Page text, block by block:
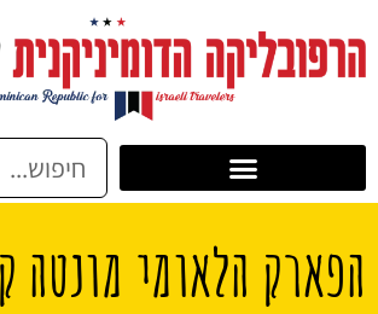
הפארק הלאומי מונטה